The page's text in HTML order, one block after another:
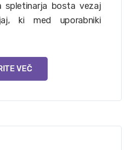
spletinarja bosta vezaj
ki med uporabniki
VEČ